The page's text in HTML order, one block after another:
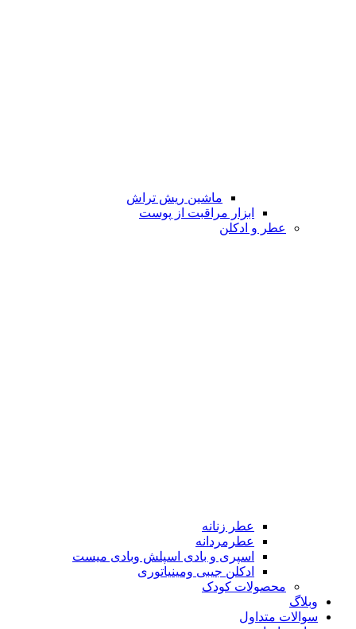
ماشین ریش تراش
ابزار مراقبت از پوست
عطر و ادکلن
عطر زنانه
عطرمردانه
اسپری و بادی اسپلش وبادی میست
ادکلن جیبی ومینیاتوری
محصولات کودک
وبلاگ
سوالات متداول